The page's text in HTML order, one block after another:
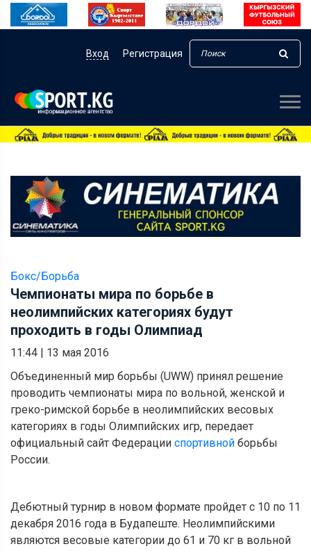
Вход Регистрация
Бокс/Борьба
Чемпионаты мира по борьбе в
неолимпийских категориях будут
проходить в годы Олимпиад
11:44 | 13 мая 2016
Объединенный мир борьбы (UWW) принял решение
проводить чемпионаты мира по вольной, женской и
греко-римской борьбе в неолимпийских весовых
категориях в годы Олимпийских игр, передает
официальный сайт Федерации спортивной борьбы
России.
Дебютный турнир в новом формате пройдет с 10 по 11
декабря 2016 года в Будапеште. Неолимпийскими
являются весовые категории до 61 и 70 кг в вольной